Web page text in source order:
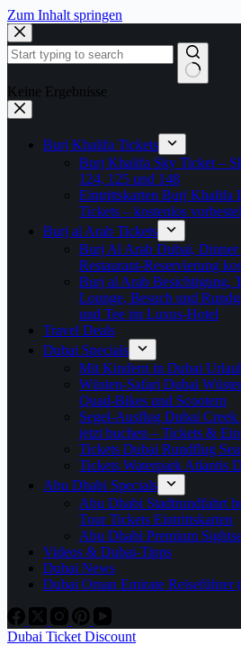
Zum Inhalt springen
Keine Ergebnisse
Burj Khalifa Tickets
Burj Khalifa Sky Ticket –
124, 125 und 148
Eintrittskarten Burj Khalifa
Tickets – kostenlos
Burj al Arab Tickets
Burj Al Arab Dubai, Dinner
Restaurant-Reservierung
Burj al Arab Besichtigung,
Lounge, Besuch und
und Tee im Luxus-Hotel
Travel Deals
Dubai Specials
Mit Kindern in Dubai
Wüsten-Safari Dubai
Quad-Bikes und Scootern
Segel-Ausflug Dubai
jetzt buchen – Tickets &
Tickets Dubai Rundflug
Tickets Waterpark Atlantis
Abu Dhabi Specials
Abu Dhabi Stadtrundfahrt
Tour Tickets Eintrittskarten
Abu Dhabi Premium
Videos & Dubai-Tipps
Dubai News
Dubai Oman Emirate Reiseführer
Dubai Ticket Discount